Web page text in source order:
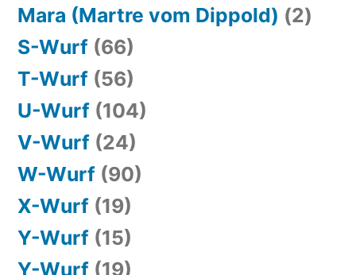
Mara (Martre vom Dippold) (2)
S-Wurf (66)
T-Wurf (56)
U-Wurf (104)
V-Wurf (24)
W-Wurf (90)
X-Wurf (19)
Y-Wurf (15)
Y-Wurf (19)